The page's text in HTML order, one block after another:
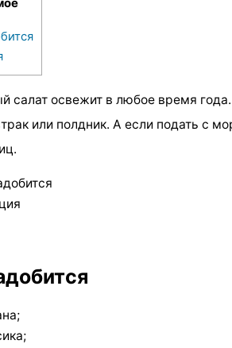
салат освежит в любое время
или полдник. А если подать с